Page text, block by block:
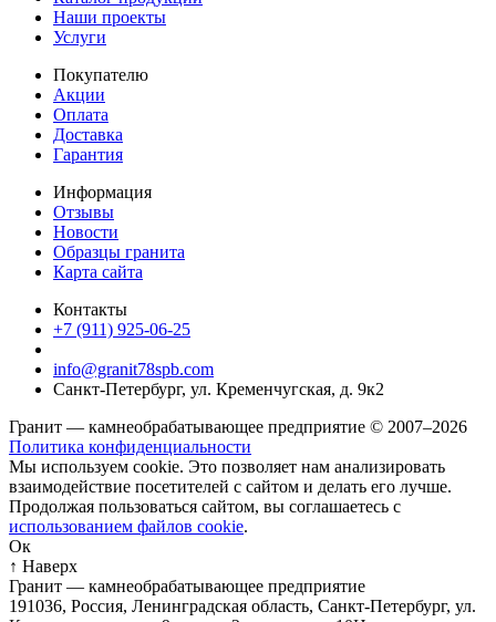
Наши проекты
Услуги
Покупателю
Акции
Оплата
Доставка
Гарантия
Информация
Отзывы
Новости
Образцы гранита
Карта сайта
Контакты
+7 (911) 925-06-25
info@granit78spb.com
Санкт-Петербург, ул. Кременчугская, д. 9к2
Гранит — камнеобрабатывающее предприятие © 2007–2026
Политика конфиденциальности
Мы используем cookie. Это позволяет нам анализировать
взаимодействие посетителей с сайтом и делать его лучше.
Продолжая пользоваться сайтом, вы соглашаетесь с
использованием файлов cookie.
Ок
↑ Наверх
Гранит — камнеобрабатывающее предприятие
191036, Россия, Ленинградская область, Санкт-Петербург, ул.